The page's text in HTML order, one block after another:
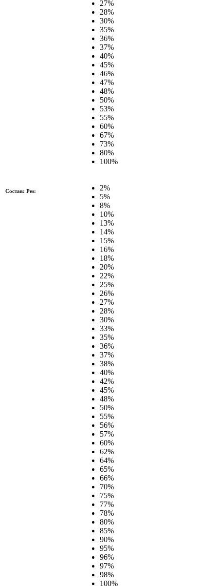
27%
28%
30%
35%
36%
37%
40%
45%
46%
47%
48%
50%
53%
55%
60%
67%
73%
80%
100%
Состав: Pes:
2%
5%
8%
10%
13%
14%
15%
16%
18%
20%
22%
25%
26%
27%
28%
30%
33%
35%
36%
37%
38%
40%
42%
45%
48%
50%
55%
56%
57%
60%
62%
64%
65%
66%
70%
75%
77%
78%
80%
85%
90%
95%
96%
97%
98%
100%